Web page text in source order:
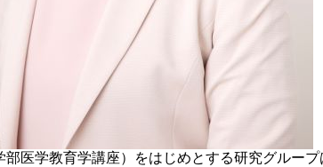
医学教育学講座）をはじめとする研究グルー